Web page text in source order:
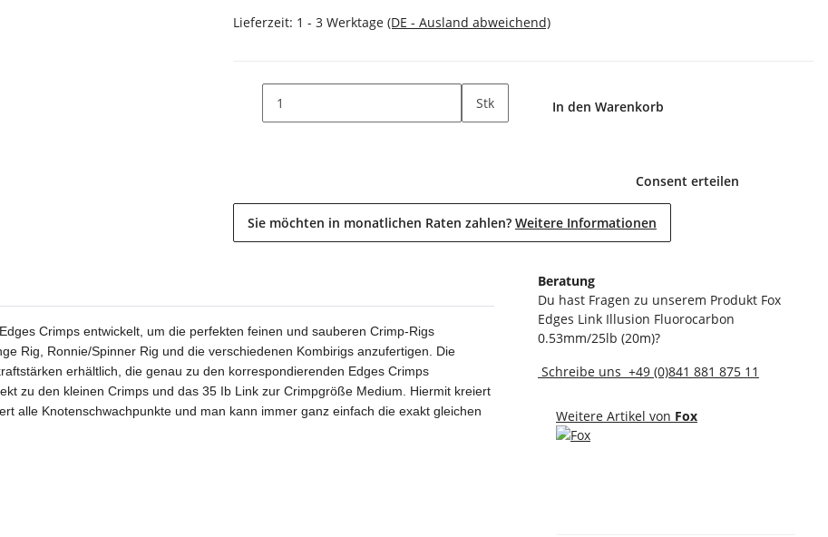
Lieferzeit: 1 - 3 Werktage (DE - Ausland abweichend)
Stk In den Warenkorb
Consent erteilen
Sie möchten in monatlichen Raten zahlen? Weitere Informationen
Crimps entwickelt, um die perfekten feinen und sauberen Crimp-Rigs
Rig, Ronnie/Spinner Rig und die verschiedenen Kombirigs anzufertigen. Die
erhältlich, die genau zu den korrespondierenden Edges Crimps
zu den kleinen Crimps und das 35 Ib Link zur Crimpgröße Medium. Hiermit kreiert
alle Knotenschwachpunkte und man kann immer ganz einfach die exakt gleichen
Beratung
Du hast Fragen zu unserem Produkt Fox
Edges Link Illusion Fluorocarbon
0.53mm/25lb (20m)?
Schreibe uns +49 (0)841 881 875 11
Weitere Artikel von Fox